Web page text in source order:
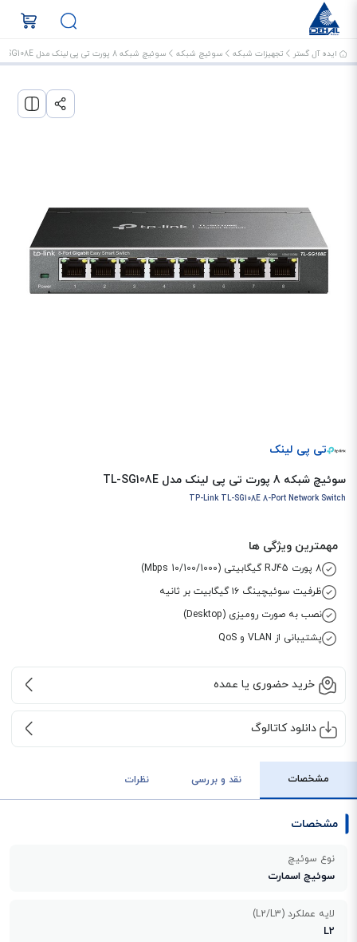
ایده آل گستر تجهیزات شبکه سوئیچ شبکه سوئیچ شبکه 8 پورت تی پی لینک مدل TL-SG108E
تی پی لینک
سوئیچ شبکه 8 پورت تی پی لینک مدل TL-SG108E
TP-Link TL-SG108E 8-Port Network Switch
مهمترین ویژگی ها
8 پورت RJ45 گیگابیتی (10/100/1000 Mbps)
ظرفیت سوئیچینگ ۱۶ گیگابیت بر ثانیه
نصب به صورت رومیزی (Desktop)
پشتیبانی از VLAN و QoS
خرید حضوری یا عمده
دانلود کاتالوگ
مشخصات نقد و بررسی نظرات
مشخصات
نوع سوئیچ
سوئیچ اسمارت
لایه عملکرد (L2/L3)
L2